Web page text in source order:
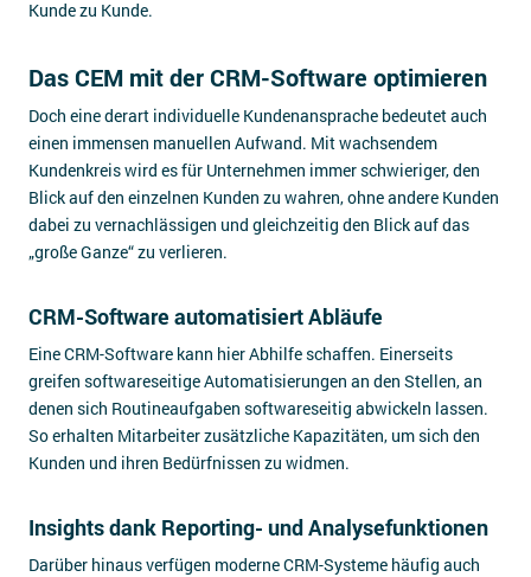
Kunde zu Kunde.
Das CEM mit der CRM-Software optimieren
Doch eine derart individuelle Kundenansprache bedeutet auch
einen immensen manuellen Aufwand. Mit wachsendem
Kundenkreis wird es für Unternehmen immer schwieriger, den
Blick auf den einzelnen Kunden zu wahren, ohne andere Kunden
dabei zu vernachlässigen und gleichzeitig den Blick auf das
„große Ganze“ zu verlieren.
CRM-Software automatisiert Abläufe
Eine CRM-Software kann hier Abhilfe schaffen. Einerseits
greifen softwareseitige Automatisierungen an den Stellen, an
denen sich Routineaufgaben softwareseitig abwickeln lassen.
So erhalten Mitarbeiter zusätzliche Kapazitäten, um sich den
Kunden und ihren Bedürfnissen zu widmen.
Insights dank Reporting- und Analysefunktionen
Darüber hinaus verfügen moderne CRM-Systeme häufig auch